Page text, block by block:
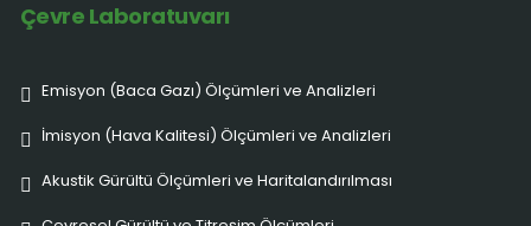
Çevre Laboratuvarı
Emisyon (Baca Gazı) Ölçümleri ve Analizleri
İmisyon (Hava Kalitesi) Ölçümleri ve Analizleri
Akustik Gürültü Ölçümleri ve Haritalandırılması